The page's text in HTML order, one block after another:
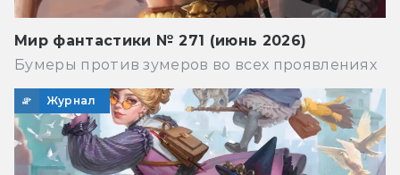
Мир фантастики № 271 (июнь 2026)
Бумеры против зумеров во всех проявлениях
Журнал